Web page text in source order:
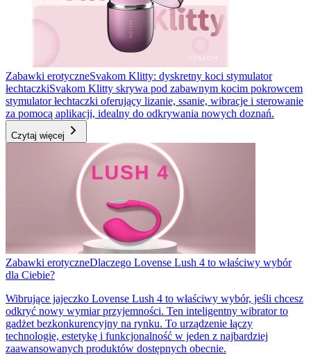
Zabawki erotyczneSvakom Klitty: dyskretny koci stymulator
łechtaczkiSvakom Klitty skrywa pod zabawnym kocim pokrowcem
stymulator łechtaczki oferujący lizanie, ssanie, wibracje i sterowanie
za pomocą aplikacji, idealny do odkrywania nowych doznań.
Czytaj więcej
Zabawki erotyczneDlaczego Lovense Lush 4 to właściwy wybór
dla Ciebie?
Wibrujące jajeczko Lovense Lush 4 to właściwy wybór, jeśli chcesz
odkryć nowy wymiar przyjemności. Ten inteligentny wibrator to
gadżet bezkonkurencyjny na rynku. To urządzenie łączy
technologię, estetykę i funkcjonalność w jeden z najbardziej
zaawansowanych produktów dostępnych obecnie.